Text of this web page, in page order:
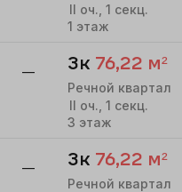
II оч., 1 секц.
1 этаж
— 3к 76,22 м²
Речной квартал
II оч., 1 секц.
3 этаж
— 3к 76,22 м²
Речной квартал